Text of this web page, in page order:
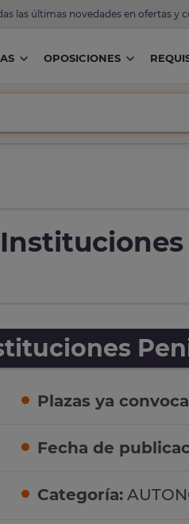
las últimas novedades en ofertas y
OPOSICIONES
Plazas ya
Fecha de
Categoría: